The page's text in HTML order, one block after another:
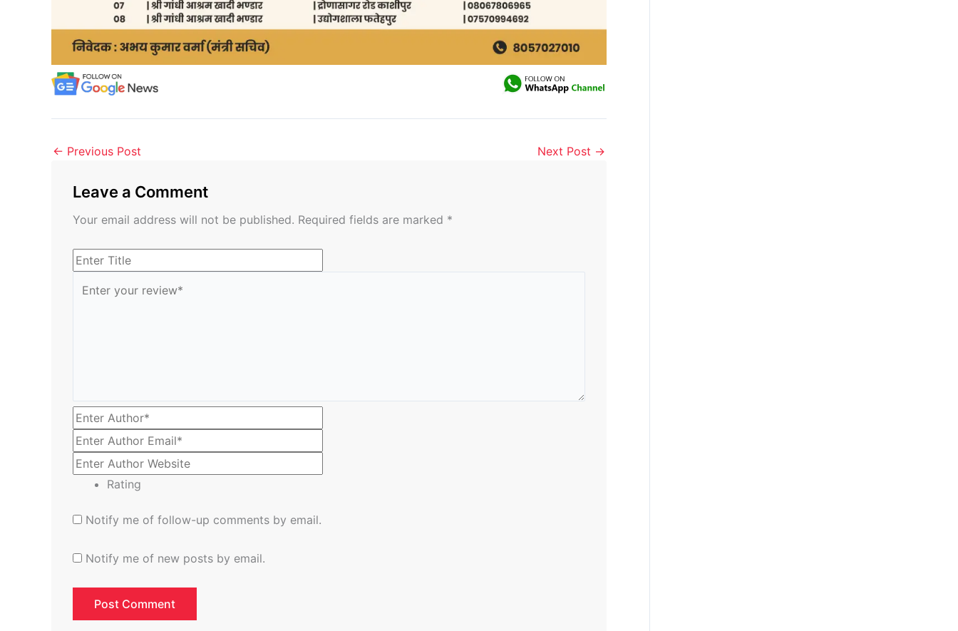
← Previous Post Next Post →
Leave a Comment
Your email address will not be published. Required fields are marked *
Rating
Notify me of follow-up comments by email.
Notify me of new posts by email.